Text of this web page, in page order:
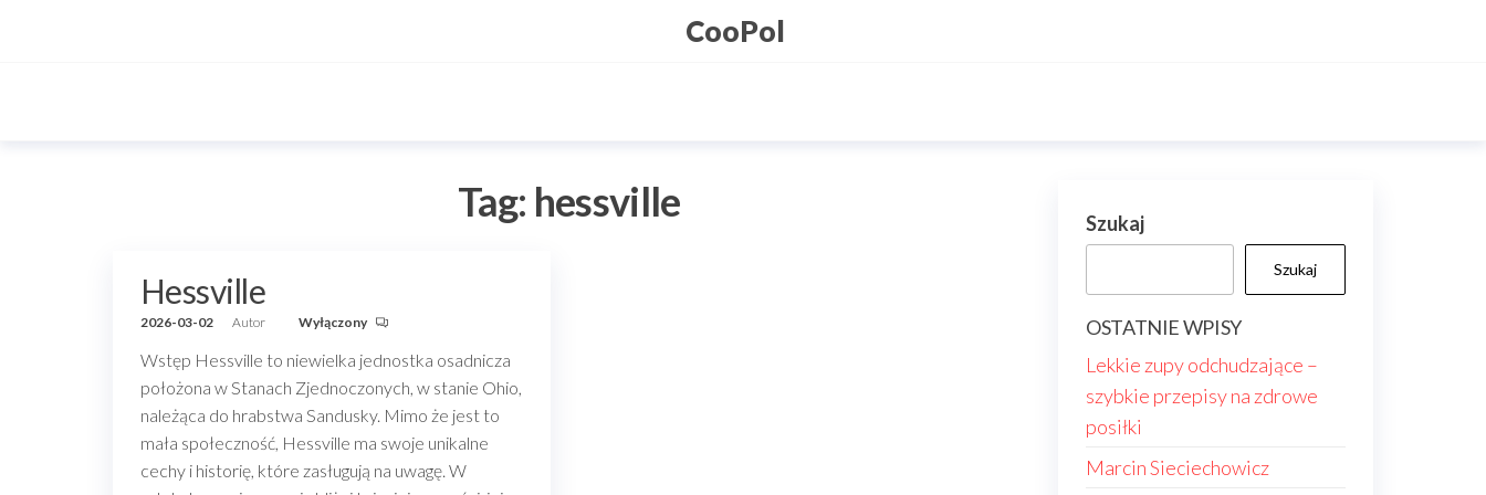
CooPol
Tag: hessville
Hessville
2026-03-02 Autor Wyłączony
Wstęp Hessville to niewielka jednostka osadnicza
położona w Stanach Zjednoczonych, w stanie Ohio,
należąca do hrabstwa Sandusky. Mimo że jest to
mała społeczność, Hessville ma swoje unikalne
cechy i historię, które zasługują na uwagę. W
Szukaj
Szukaj
OSTATNIE WPISY
Lekkie zupy odchudzające –
szybkie przepisy na zdrowe
posiłki
Marcin Sieciechowicz